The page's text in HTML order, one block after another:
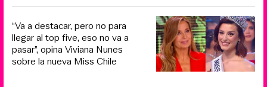
“Va a destacar, pero no para
llegar al top five, eso no va a
pasar”, opina Viviana Nunes
sobre la nueva Miss Chile